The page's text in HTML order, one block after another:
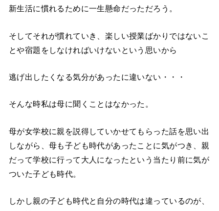
新生活に慣れるために一生懸命だっただろう。
そしてそれが慣れていき、楽しい授業ばかりではないこ
とや宿題をしなければいけないという思いから
逃げ出したくなる気分があったに違いない・・・
そんな時私は母に聞くことはなかった。
母が女学校に親を説得していかせてもらった話を思い出
しながら、母も子ども時代があったことに気がつき、親
だって学校に行って大人になったという当たり前に気が
ついた子ども時代。
しかし親の子ども時代と自分の時代は違っているのが、